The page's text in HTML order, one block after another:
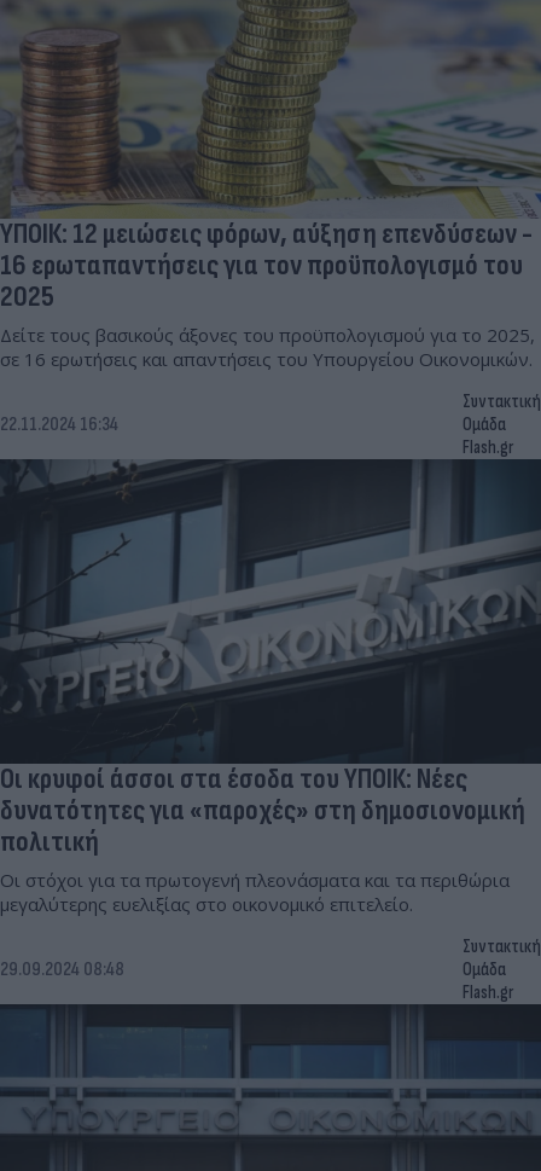
ΥΠΟΙΚ: 12 μειώσεις φόρων, αύξηση επενδύσεων -
16 ερωταπαντήσεις για τον προϋπολογισμό του
2025
Δείτε τους βασικούς άξονες του προϋπολογισμού για το 2025,
σε 16 ερωτήσεις και απαντήσεις του Υπουργείου Οικονομικών.
22.11.2024 16:34
Συντακτική
Ομάδα
Flash.gr
Οι κρυφοί άσσοι στα έσοδα του ΥΠΟΙΚ: Nέες
δυνατότητες για «παροχές» στη δημοσιονομική
πολιτική
Οι στόχοι για τα πρωτογενή πλεονάσματα και τα περιθώρια
μεγαλύτερης ευελιξίας στο οικονομικό επιτελείο.
29.09.2024 08:48
Συντακτική
Ομάδα
Flash.gr